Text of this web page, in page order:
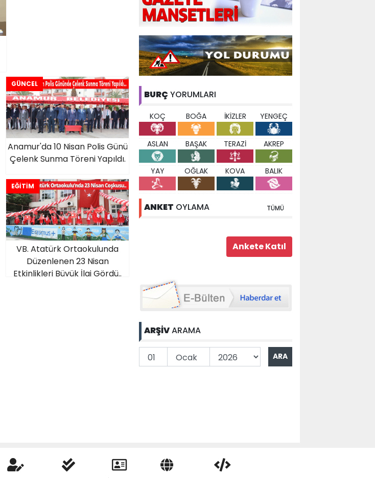
GÜNCEL
Anamur'da 10 Nisan Polis Günü
Çelenk Sunma Töreni Yapıldı.
EĞİTİM
VB. Atatürk Ortaokulunda
Düzenlenen 23 Nisan
Etkinlikleri Büyük İlgi Gördü..
BURÇ YORUMLARI
KOÇ BOĞA İKİZLER YENGEÇ
ASLAN BAŞAK TERAZİ AKREP
YAY OĞLAK KOVA BALIK
ANKET OYLAMA TÜMÜ
ARŞİVARAMA